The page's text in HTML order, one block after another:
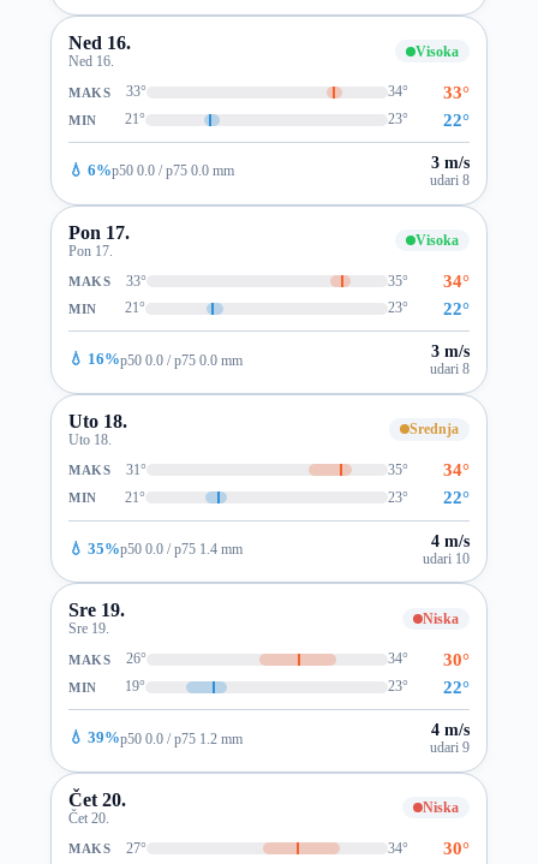
Ned 16.
Ned 16.
Visoka
MAKS 33° 34° 33°
MIN 21° 23° 22°
💧 6%p50 0.0 / p75 0.0 mm 3 m/s
udari 8
Pon 17.
Pon 17.
Visoka
MAKS 33° 35° 34°
MIN 21° 23° 22°
💧 16%p50 0.0 / p75 0.0 mm 3 m/s
udari 8
Uto 18.
Uto 18.
Srednja
MAKS 31° 35° 34°
MIN 21° 23° 22°
💧 35%p50 0.0 / p75 1.4 mm 4 m/s
udari 10
Sre 19.
Sre 19.
Niska
MAKS 26° 34° 30°
MIN 19° 23° 22°
💧 39%p50 0.0 / p75 1.2 mm 4 m/s
udari 9
Čet 20.
Čet 20.
Niska
MAKS 27° 34° 30°